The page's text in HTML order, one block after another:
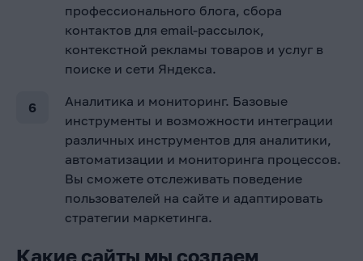
профессионального блога, сбора
контактов для email-рассылок,
контекстной рекламы товаров и услуг в
поиске и сети Яндекса.
Аналитика и мониторинг. Базовые
инструменты и возможности интеграции
различных инструментов для аналитики,
автоматизации и мониторинга процессов.
Вы сможете отслеживать поведение
пользователей на сайте и адаптировать
стратегии маркетинга.
Какие сайты мы создаем